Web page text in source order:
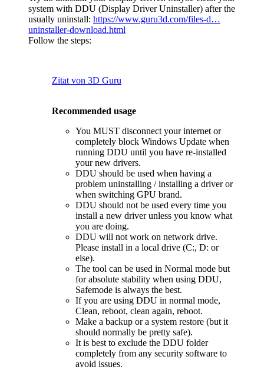
system with DDU (Display Driver Uninstaller) after the
usually uninstall: https://www.guru3d.com/files-d…
uninstaller-download.html
Follow the steps:
Zitat von 3D Guru
Recommended usage
You MUST disconnect your internet or
completely block Windows Update when
running DDU until you have re-installed
your new drivers.
DDU should be used when having a
problem uninstalling / installing a driver or
when switching GPU brand.
DDU should not be used every time you
install a new driver unless you know what
you are doing.
DDU will not work on network drive.
Please install in a local drive (C:, D: or
else).
The tool can be used in Normal mode but
for absolute stability when using DDU,
Safemode is always the best.
If you are using DDU in normal mode,
Clean, reboot, clean again, reboot.
Make a backup or a system restore (but it
should normally be pretty safe).
It is best to exclude the DDU folder
completely from any security software to
avoid issues.